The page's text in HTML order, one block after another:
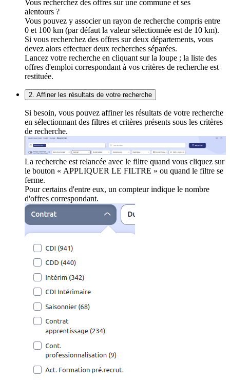
Vous recherchez des offres sur une commune et ses
alentours ?
Vous pouvez y associer un rayon de recherche compris entre
0 et 100 km (par défaut la valeur sélectionnée est de 10 km).
Si vous recherchez des offres sur deux départements, vous
devez alors effectuer deux recherches séparées.
Lancez votre recherche en cliquant sur la loupe ; la liste des
offres d'emploi correspondant à vos critères de recherche est
restituée.
2. Affiner les résultats de votre recherche
Si besoin, vous pouvez affiner les résultats de votre recherche
en sélectionnant des filtres et critères présents sous les critères
de recherche.
La recherche est relancée avec le filtre quand vous cliquez sur
le bouton « APPLIQUER LE FILTRE » ou quand le filtre se
ferme.
Pour certains d'entre eux, un compteur indique le nombre
d'offres correspondant.